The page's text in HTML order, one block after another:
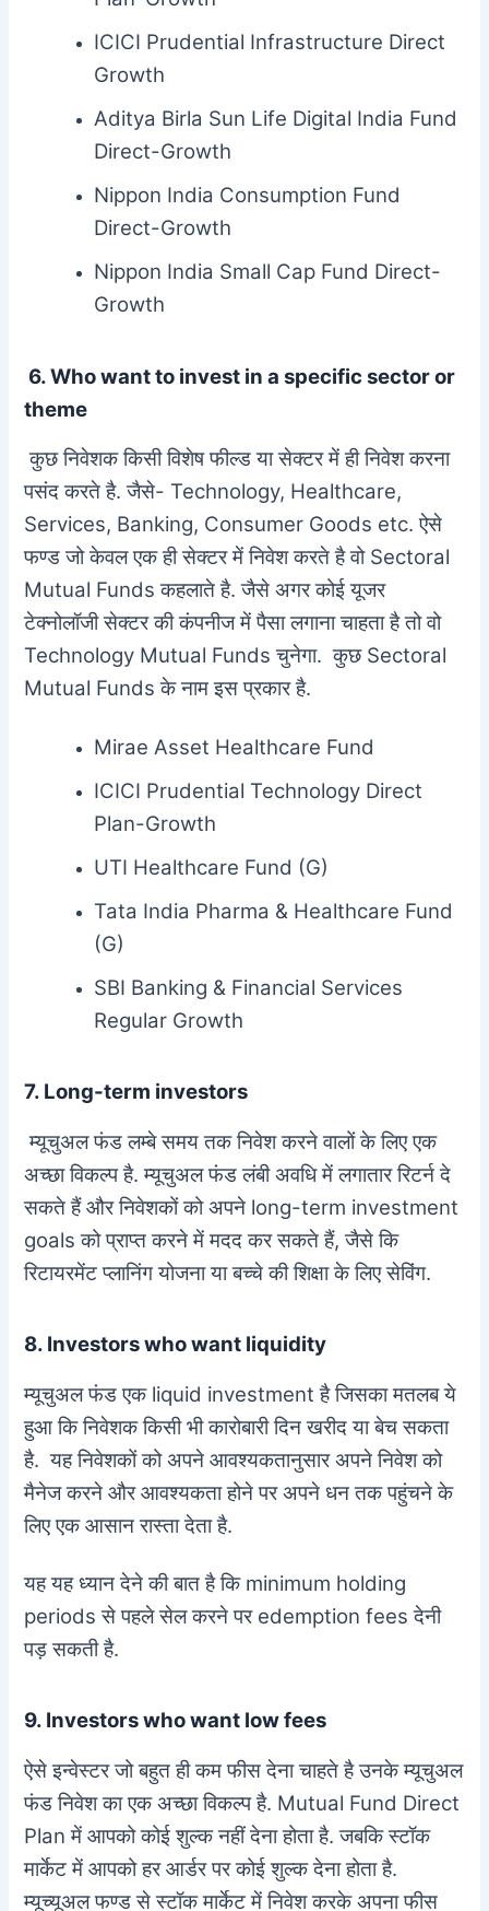
ICICI Prudential Infrastructure Direct
Growth
Aditya Birla Sun Life Digital India Fund
Direct-Growth
Nippon India Consumption Fund
Direct-Growth
Nippon India Small Cap Fund Direct-
Growth
6. Who want to invest in a specific sector or
theme
कुछ निवेशक किसी विशेष फील्ड या सेक्टर में ही निवेश करना
पसंद करते है. जैसे- Technology, Healthcare,
Services, Banking, Consumer Goods etc. ऐसे
फण्ड जो केवल एक ही सेक्टर में निवेश करते है वो Sectoral
Mutual Funds कहलाते है. जैसे अगर कोई यूजर
टेक्नोलॉजी सेक्टर की कंपनीज में पैसा लगाना चाहता है तो वो
Technology Mutual Funds चुनेगा. कुछ Sectoral
Mutual Funds के नाम इस प्रकार है.
Mirae Asset Healthcare Fund
ICICI Prudential Technology Direct
Plan-Growth
UTI Healthcare Fund (G)
Tata India Pharma & Healthcare Fund
(G)
SBI Banking & Financial Services
Regular Growth
7. Long-term investors
म्यूचुअल फंड लम्बे समय तक निवेश करने वालों के लिए एक
अच्छा विकल्प है. म्यूचुअल फंड लंबी अवधि में लगातार रिटर्न दे
सकते हैं और निवेशकों को अपने long-term investment
goals को प्राप्त करने में मदद कर सकते हैं, जैसे कि
रिटायरमेंट प्लानिंग योजना या बच्चे की शिक्षा के लिए सेविंग.
8. Investors who want liquidity
म्यूचुअल फंड एक liquid investment है जिसका मतलब ये
हुआ कि निवेशक किसी भी कारोबारी दिन खरीद या बेच सकता
है. यह निवेशकों को अपने आवश्यकतानुसार अपने निवेश को
मैनेज करने और आवश्यकता होने पर अपने धन तक पहुंचने के
लिए एक आसान रास्ता देता है.
यह यह ध्यान देने की बात है कि minimum holding
periods से पहले सेल करने पर edemption fees देनी
पड़ सकती है.
9. Investors who want low fees
ऐसे इन्वेस्टर जो बहुत ही कम फीस देना चाहते है उनके म्यूचुअल
फंड निवेश का एक अच्छा विकल्प है. Mutual Fund Direct
Plan में आपको कोई शुल्क नहीं देना होता है. जबकि स्टॉक
मार्केट में आपको हर आर्डर पर कोई शुल्क देना होता है.
म्यूच्यूअल फण्ड से स्टॉक मार्केट में निवेश करके अपना फीस